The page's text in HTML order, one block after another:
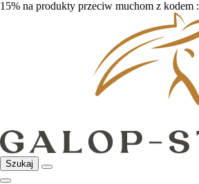
15% na produkty przeciw muchom z kodem :
Szukaj